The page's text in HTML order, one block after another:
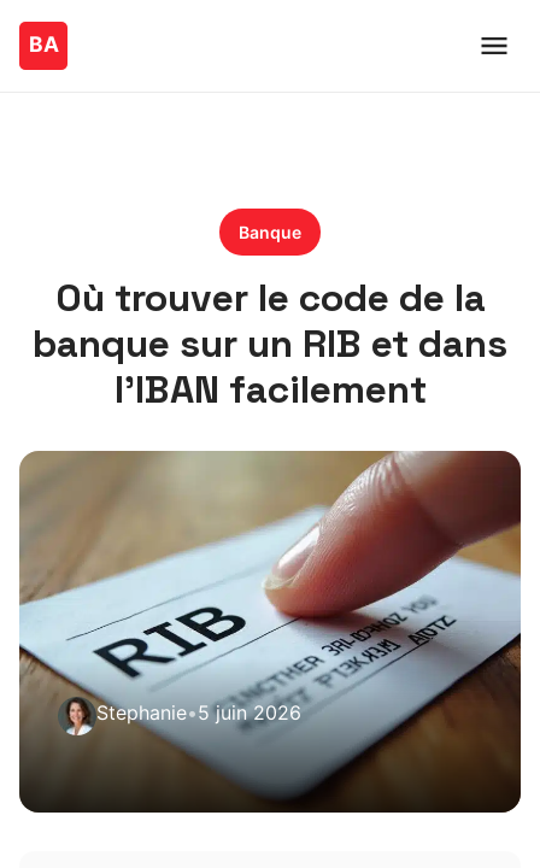
Banque
Où trouver le code de la
banque sur un RIB et dans
l’IBAN facilement
Stephanie•5 juin 2026